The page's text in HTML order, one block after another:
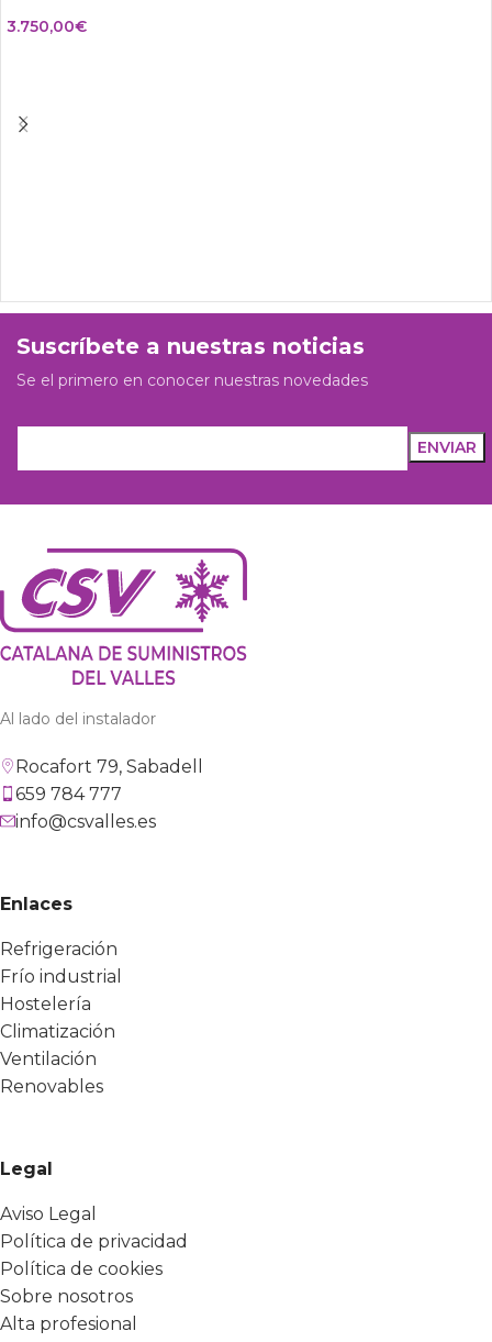
3.750,00€
Suscríbete a nuestras noticias
Se el primero en conocer nuestras novedades
Al lado del instalador
Rocafort 79, Sabadell
659 784 777
info@csvalles.es
Enlaces
Refrigeración
Frío industrial
Hostelería
Climatización
Ventilación
Renovables
Legal
Aviso Legal
Política de privacidad
Política de cookies
Sobre nosotros
Alta profesional